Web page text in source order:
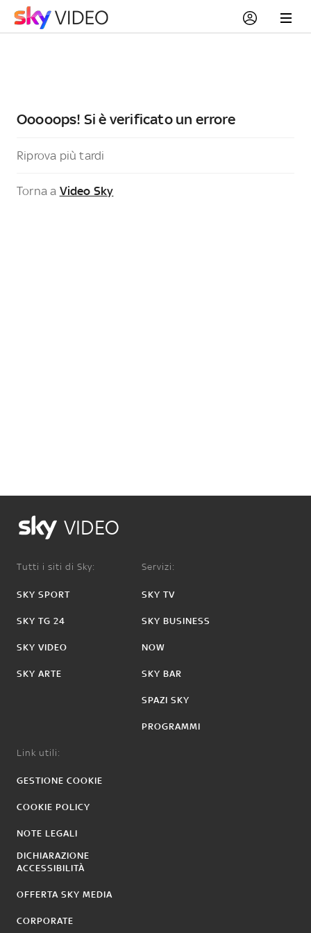
Ooooops! Si è verificato un errore
Riprova più tardi
Torna a Video Sky
VIDEO
Tutti i siti di Sky:
SKY SPORT
SKY TG 24
SKY VIDEO
SKY ARTE
Servizi:
SKY TV
SKY BUSINESS
NOW
SKY BAR
SPAZI SKY
PROGRAMMI
Link utili:
GESTIONE COOKIE
COOKIE POLICY
NOTE LEGALI
DICHIARAZIONE
ACCESSIBILITÀ
OFFERTA SKY MEDIA
CORPORATE